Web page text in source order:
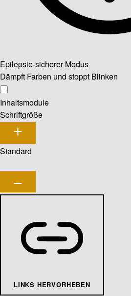
Epilepsie-sicherer Modus
Dämpft Farben und stoppt Blinken
Inhaltsmodule
Schriftgröße
Standard
LINKS HERVORHEBEN